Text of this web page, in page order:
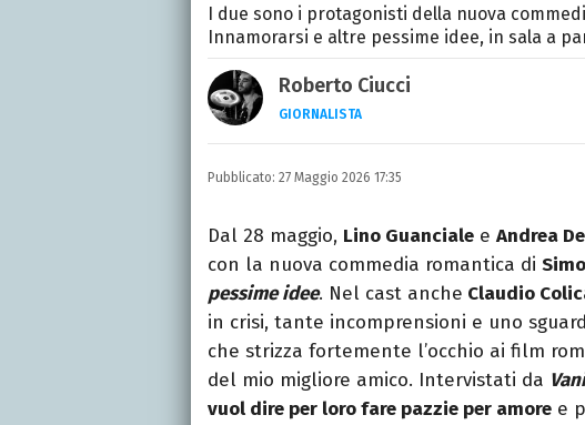
I due sono i protagonisti della nuova
Innamorarsi e altre pessime idee, in sala a
Roberto Ciucci
GIORNALISTA
INSTAGRAM
FACEBOOK
Appassionato di sport, avido
tutto ciò che è stato girato da
tempo libero.
Pubblicato: 27 Maggio 2026 17:35
Dal 28 maggio, Lino Guanciale e Andrea
con la nuova commedia romantica di
pessime idee. Nel cast anche Claudio
in crisi, tante incomprensioni e uno
che strizza fortemente l’occhio ai film
del mio migliore amico. Intervistati da
vuol dire per loro fare pazzie per amore e